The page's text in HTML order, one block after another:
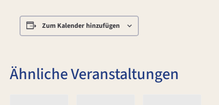
Zum Kalender hinzufügen
Ähnliche Veranstaltungen